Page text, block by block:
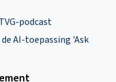
podcast
AI-toepassing 'Ask